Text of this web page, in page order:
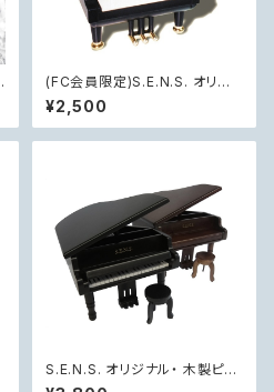
(FC会員限定)S.E.N.S. オリジ
ナル・ ピアノ型オルゴール
¥2,500
S.E.N.S. オリジナル・ 木製ピア
ノ型オルゴール(椅子付き)